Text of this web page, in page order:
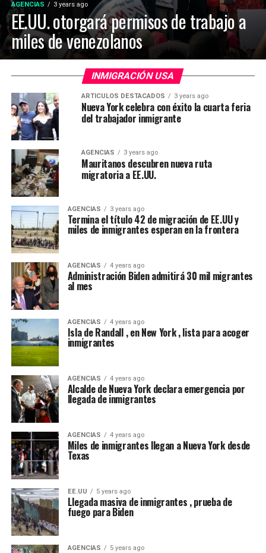
AGENCIAS 3 years ago
EE.UU. otorgará permisos de trabajo a
miles de venezolanos
INMIGRACIÓN USA
ARTICULOS DESTACADOS 3 years ago
Nueva York celebra con éxito la cuarta feria
del trabajador inmigrante
AGENCIAS 3 years ago
Mauritanos descubren nueva ruta
migratoria a EE.UU.
AGENCIAS 3 years ago
Termina el título 42 de migración de EE.UU y
miles de inmigrantes esperan en la frontera
AGENCIAS 4 years ago
Administración Biden admitirá 30 mil migrantes
al mes
AGENCIAS 4 years ago
Isla de Randall , en New York , lista para acoger
inmigrantes
AGENCIAS 4 years ago
Alcalde de Nueva York declara emergencia por
llegada de inmigrantes
AGENCIAS 4 years ago
Miles de inmigrantes llegan a Nueva York desde
Texas
EE.UU 5 years ago
Llegada masiva de inmigrantes , prueba de
fuego para Biden
AGENCIAS 5 years ago